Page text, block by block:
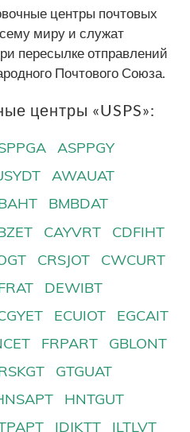
центры почтовых
миру и служат
пересылке отправлений
Почтового Союза.
центры «USPS»:
ASPPGY
AWAUAT
BMBDAT
CAYVRT
CDFIHT
CRSJOT
CWCURT
DEWIBT
ECUIOT
EGCAIT
FRPART
GBLONT
GTGUAT
HNTGUT
IDJKTT ILTLVT